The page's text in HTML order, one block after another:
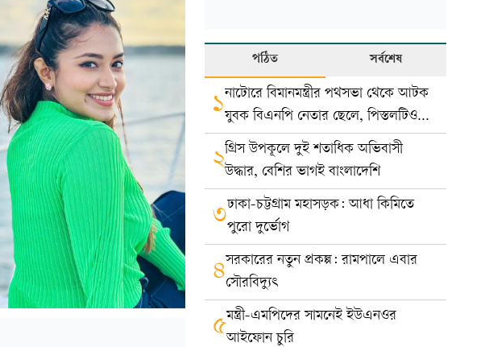
পঠিত সর্বশেষ
১নাটোরে বিমানমন্ত্রীর পথসভা থেকে আটক
যুবক বিএনপি নেতার ছেলে, পিস্তলটিও
খেলনা
২গ্রিস উপকূলে দুই শতাধিক অভিবাসী
উদ্ধার, বেশির ভাগই বাংলাদেশি
৩ঢাকা-চট্টগ্রাম মহাসড়ক: আধা কিমিতে
পুরো দুর্ভোগ
৪সরকারের নতুন প্রকল্প: রামপালে এবার
সৌরবিদ্যুৎ
৫মন্ত্রী-এমপিদের সামনেই ইউএনওর
আইফোন চুরি